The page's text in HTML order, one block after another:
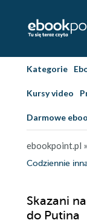
Kategorie
Kursy video
Darmowe
ebookpoint.pl »
Codziennie
Skazani
do Putina